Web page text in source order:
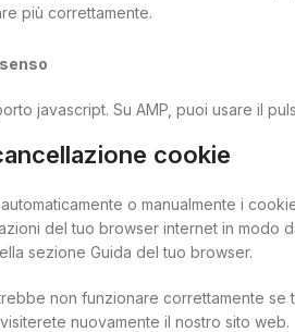
più correttamente.
javascript. Su AMP, puoi usare il
cookie
o manualmente i
del tuo browser internet in modo
sezione Guida del tuo browser.
non funzionare correttamente
nuovamente il nostro sito web.